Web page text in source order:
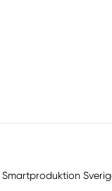
Smartproduktion